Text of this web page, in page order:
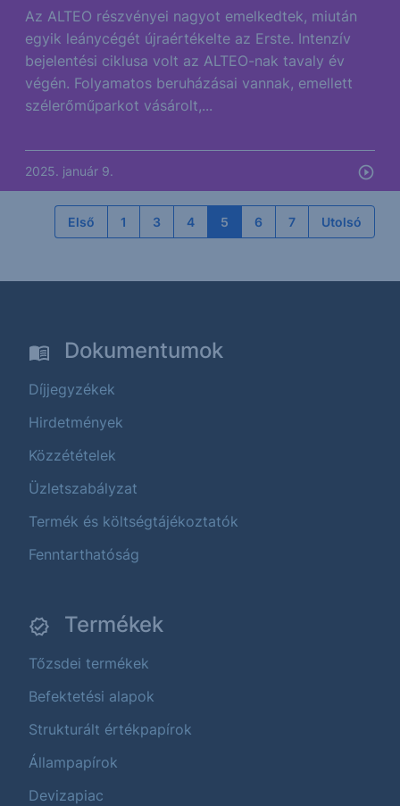
Az ALTEO részvényei nagyot emelkedtek, miután
egyik leánycégét újraértékelte az Erste. Intenzív
bejelentési ciklusa volt az ALTEO-nak tavaly év
végén. Folyamatos beruházásai vannak, emellett
szélerőműparkot vásárolt,...
2025. január 9.
Első 1 3 4 5 6 7 Utolsó
Dokumentumok
Díjjegyzékek
Hirdetmények
Közzétételek
Üzletszabályzat
Termék és költségtájékoztatók
Fenntarthatóság
Termékek
Tőzsdei termékek
Befektetési alapok
Strukturált értékpapírok
Állampapírok
Devizapiac